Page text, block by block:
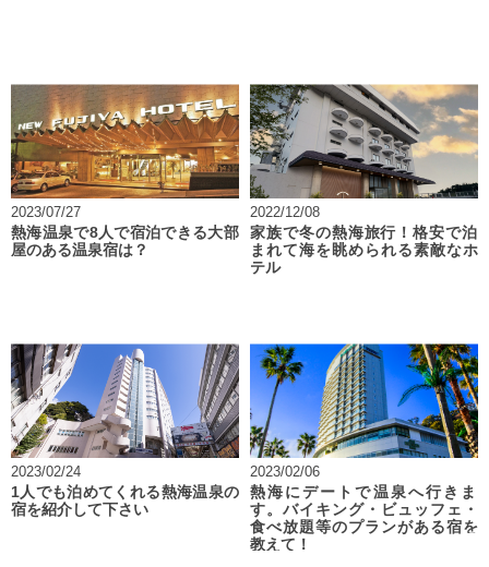
2023/07/27
熱海温泉で8人で宿泊できる大部
屋のある温泉宿は？
2022/12/08
家族で冬の熱海旅行！格安で泊
まれて海を眺められる素敵なホ
テル
2023/02/24
1人でも泊めてくれる熱海温泉の
宿を紹介して下さい
2023/02/06
熱海にデートで温泉へ行きま
す。バイキング・ビュッフェ・
食べ放題等のプランがある宿を
教えて！